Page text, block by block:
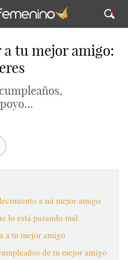
tu mejor amigo:
a mi mejor amigo
lo está pasando mal
a tu mejor amigo
de tu mejor amigo